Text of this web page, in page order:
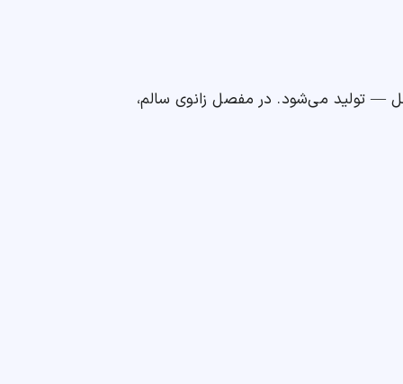
— تولید می‌شود. در مفصل زانوی سالم،